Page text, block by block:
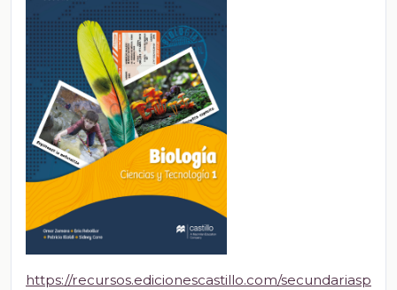
https://recursos.edicionescastillo.com/secundariasp